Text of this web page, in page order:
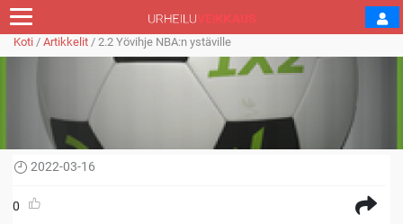
Koti / Artikkelit / 2.2 Yövihje NBA:n ystäville
2022-03-16
0